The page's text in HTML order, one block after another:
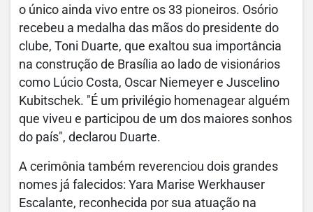
o único ainda vivo entre os 33 pioneiros. Osório
recebeu a medalha das mãos do presidente do
clube, Toni Duarte, que exaltou sua importância
na construção de Brasília ao lado de visionários
como Lúcio Costa, Oscar Niemeyer e Juscelino
Kubitschek. "É um privilégio homenagear alguém
que viveu e participou de um dos maiores sonhos
do país", declarou Duarte.
A cerimônia também reverenciou dois grandes
nomes já falecidos: Yara Marise Werkhauser
Escalante, reconhecida por sua atuação na